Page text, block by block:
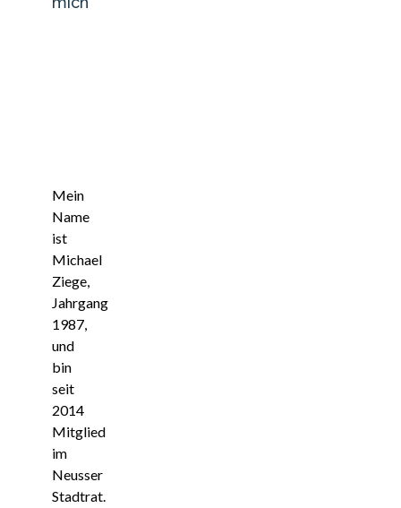
Mein
Name
ist
Michael
Ziege,
Jahrgang
1987,
und
bin
seit
2014
Mitglied
im
Neusser
Stadtrat.